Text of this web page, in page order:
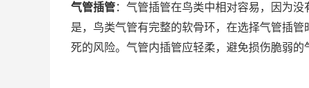
气管插管：气管插管在鸟类中相对容易，因为
是，鸟类气管有完整的软骨环，在选择气管插管
死的风险。气管内插管应轻柔，避免损伤脆弱的